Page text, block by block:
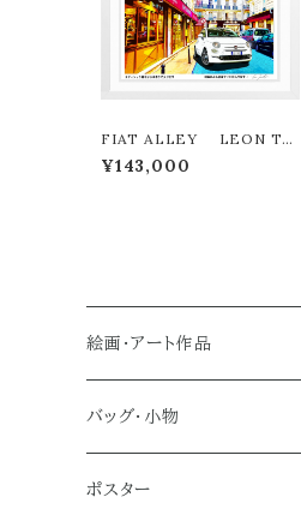
FIAT ALLEY LEON TE
RASHIMA版画作品180作限
定
¥143,000
絵画・アート作品
大型作品
ノーマルサイズ（約Ａ２サイズ）
バッグ・小物
トートバッグ
ポスター